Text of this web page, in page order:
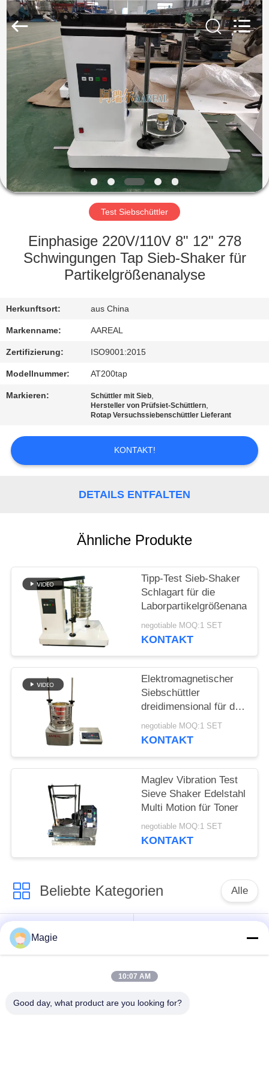
ZU
HAUSE
PRODUKTE
ÜBER
UNS
WERKSBESICHTIGUNG
QUALITÄTSKONTROLLE
MIT
UNS
BITTE UM
EIN
SITEMAP
AAREAL
Machine
Co.,Ltd.
Reserved.
Test Siebschüttler
Einphasige 220V/110V 8" 12" 278
Schwingungen Tap Sieb-Shaker für
Partikelgrößenanalyse
Herkunftsort: aus China
Markenname: AAREAL
Zertifizierung: ISO9001:2015
Modellnummer: AT200tap
Markieren: Schüttler mit Sieb,
Hersteller von Prüfsiet-Schüttlern,
Rotap Versuchssiebenschüttler Lieferant
KONTAKT!
DETAILS ENTFALTEN
Ähnliche Produkte
Tipp-Test Sieb-Shaker
Schlagart für die
Laborpartikelgrößenanalyse
negotiable MOQ:1 SET
KONTAKT
Elektromagnetischer
Siebschüttler
dreidimensional für die
Granularitätsprüfung im
Labor
negotiable MOQ:1 SET
KONTAKT
Maglev Vibration Test
Sieve Shaker Edelstahl
Multi Motion für Toner
negotiable MOQ:1 SET
KONTAKT
Beliebte Kategorien Alle
Vibro-
Bildschirmmaschine
Trommel Screening
Magie
10:07 AM
Good day, what product are you looking for?